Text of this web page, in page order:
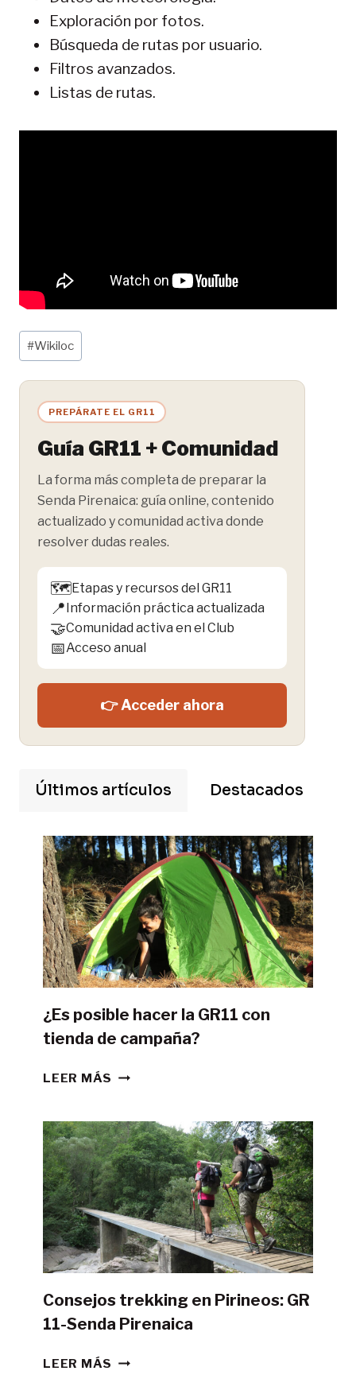
Exploración por fotos.
Búsqueda de rutas por usuario.
Filtros avanzados.
Listas de rutas.
Etiquetas
de
la
entrada:
#Wikiloc
PREPÁRATE EL GR11
Guía GR11 + Comunidad
La forma más completa de preparar la
Senda Pirenaica: guía online, contenido
actualizado y comunidad activa donde
resolver dudas reales.
🗺️Etapas y recursos del GR11
📍 Información práctica actualizada
🤝Comunidad activa en el Club
📅Acceso anual
👉 Acceder ahora
Últimos artículos Destacados
¿Es posible hacer la GR11 con
tienda de campaña?
LEER MÁS ¿ES
LA
GR11
CON
TIENDA
DE
CAMPAÑA?
Consejos trekking en Pirineos: GR
11-Senda Pirenaica
LEER MÁS CONSEJOS